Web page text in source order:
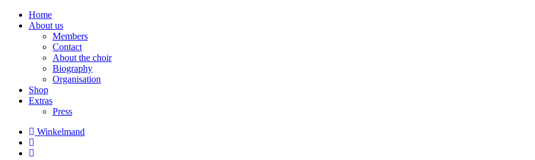
Home
About us
Members
Contact
About the choir
Biography
Organisation
Shop
Extras
Press
Winkelmand